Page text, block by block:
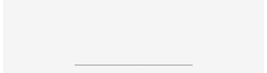
------------------------------------------------------------------